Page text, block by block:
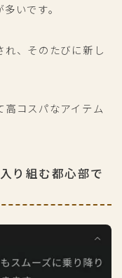
いです。
れ、そのたびに新し
コスパなアイテム
り組む都心部で